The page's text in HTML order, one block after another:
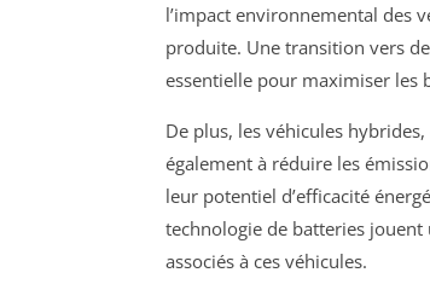
l’impact environnemental des
produite. Une transition vers
essentielle pour maximiser les
De plus, les véhicules
également à réduire les
leur potentiel d’efficacité
technologie de batteries jouent
associés à ces véhicules.